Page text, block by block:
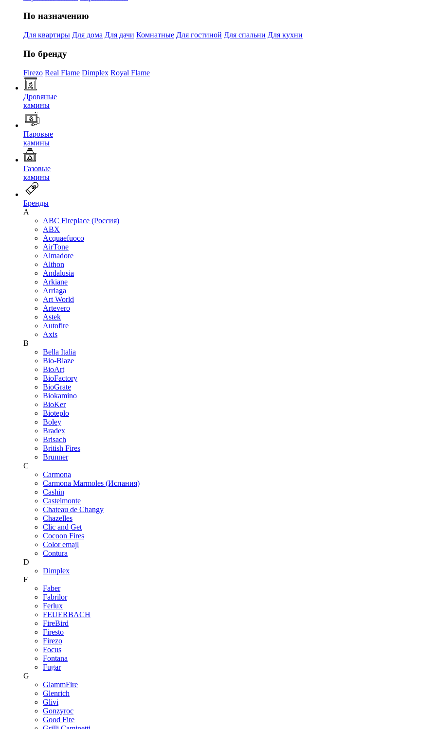
По назначению
Для квартиры Для дома Для дачи Комнатные Для гостиной Для спальни Для кухни
По бренду
Firezo Real Flame Dimplex Royal Flame
Дровяные
камины
Паровые
камины
Газовые
камины
Бренды
A
ABC Fireplace (Россия)
ABX
Acquaefuoco
AirTone
Almadore
Althon
Andalusia
Arkiane
Arriaga
Art World
Artevero
Astek
Autofire
Axis
B
Bella Italia
Bio-Blaze
BioArt
BioFactory
BioGrate
Biokamino
BioKer
Bioteplo
Boley
Bradex
Brisach
British Fires
Brunner
C
Carmona
Carmona Marmoles (Испания)
Cashin
Castelmonte
Chateau de Changy
Chazelles
Clic and Get
Cocoon Fires
Color emajl
Contura
D
Dimplex
F
Faber
Fabrilor
Ferlux
FEUERBACH
FireBird
Firesto
Firezo
Focus
Fontana
Fugar
G
GlammFire
Glenrich
Glivi
Gonzyroc
Good Fire